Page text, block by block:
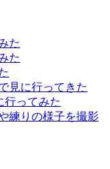
た
た
見に行ってきた
行ってみた
練りの様子を撮影